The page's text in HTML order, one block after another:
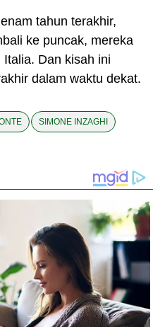
tahun terakhir,
ke puncak, mereka
Dan kisah ini
dalam waktu dekat.
SIMONE INZAGHI